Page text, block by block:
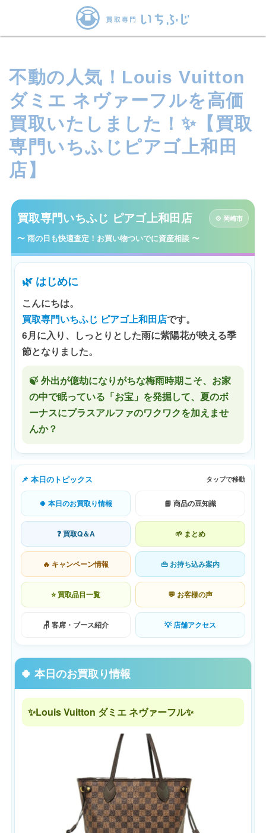
不動の人気！Louis Vuitton
ダミエ ネヴァーフルを高価
買取いたしました！✨【買取
専門いちふじピアゴ上和田
店】
買取専門いちふじ ピアゴ上和田店 💠 岡崎市
〜 雨の日も快適査定！お買い物ついでに資産相談 〜
🌿 はじめに
こんにちは。
買取専門いちふじ ピアゴ上和田店です。
6月に入り、しっとりとした雨に紫陽花が映える季
節となりました。
🍃 外出が億劫になりがちな梅雨時期こそ、お家
の中で眠っている「お宝」を発掘して、夏のボ
ーナスにプラスアルファのワクワクを加えませ
んか？
📌 本日のトピックス タップで移動
🍀 本日のお買取り情報 📘 商品の豆知識
❓ 買取Q＆A 🌱 まとめ
🔥 キャンペーン情報 👜 お持ち込み案内
⭐ 買取品目一覧 💬 お客様の声
🪑 客席・ブース紹介 💡 店舗アクセス
🍀 本日のお買取り情報
✨Louis Vuitton ダミエ ネヴァーフル✨